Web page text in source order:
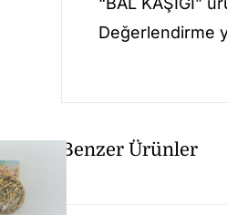
Değerlendirme
Benzer Ürünler